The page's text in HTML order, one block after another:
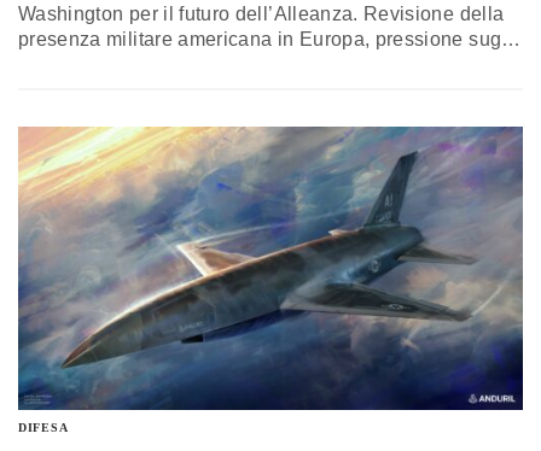
Washington per il futuro dell’Alleanza. Revisione della
presenza militare americana in Europa, pressione sugli
DIFESA